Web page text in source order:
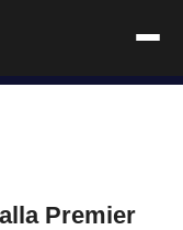
Premier